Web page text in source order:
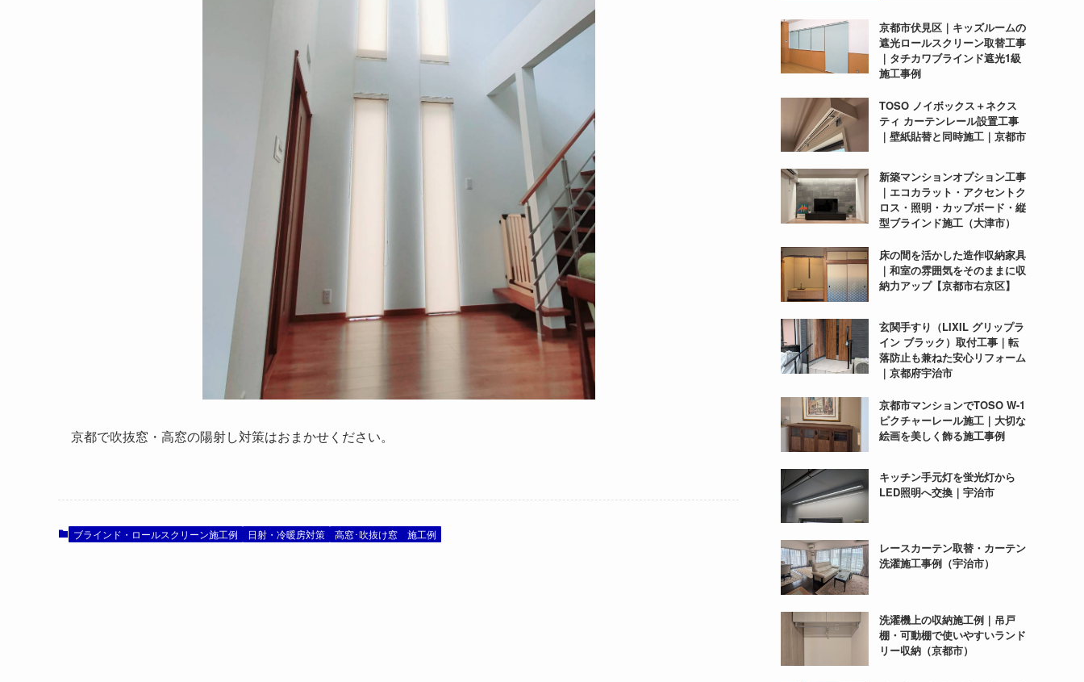
京都で吹抜窓・高窓の陽射し対策はおまかせください。
ブラインド・ロールスクリーン施工例 日射・冷暖房対策 高窓･吹抜け窓 施工例
京都市伏見区｜キッズルームの
遮光ロールスクリーン取替工事
｜タチカワブラインド遮光1級
施工事例
TOSO ノイボックス＋ネクス
ティ カーテンレール設置工事
｜壁紙貼替と同時施工｜京都市
新築マンションオプション工事
｜エコカラット・アクセントク
ロス・照明・カップボード・縦
型ブラインド施工（大津市）
床の間を活かした造作収納家具
｜和室の雰囲気をそのままに収
納力アップ【京都市右京区】
玄関手すり（LIXIL グリップラ
イン ブラック）取付工事｜転
落防止も兼ねた安心リフォーム
｜京都府宇治市
京都市マンションでTOSO W-1
ピクチャーレール施工｜大切な
絵画を美しく飾る施工事例
キッチン手元灯を蛍光灯から
LED照明へ交換｜宇治市
レースカーテン取替・カーテン
洗濯施工事例（宇治市）
洗濯機上の収納施工例｜吊戸
棚・可動棚で使いやすいランド
リー収納（京都市）